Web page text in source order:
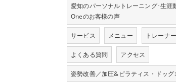
愛知のパーソナルトレーニング･生涯
Oneのお客様の声
サービス メニュー トレーナー
よくある質問 アクセス
姿勢改善／加圧&ピラティス・ドッグ